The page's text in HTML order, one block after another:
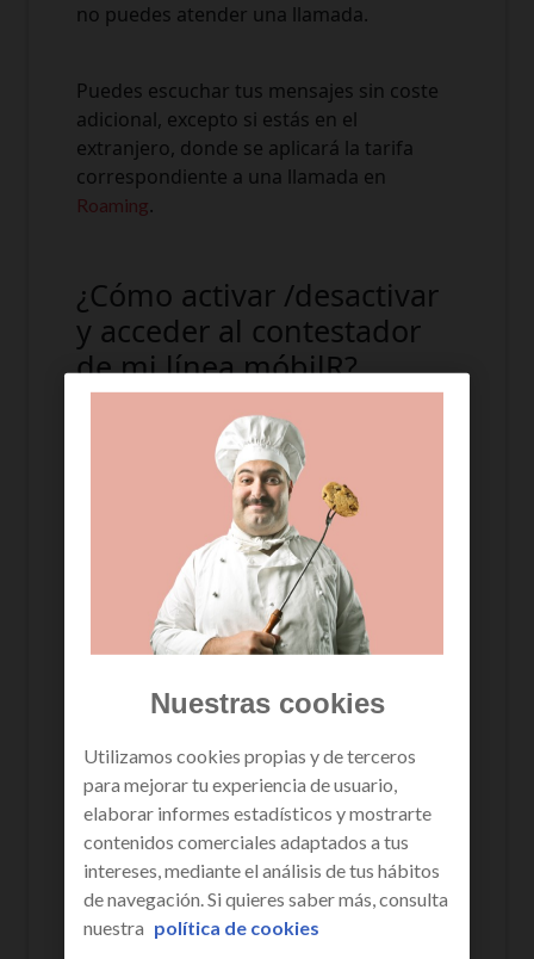
no puedes atender una llamada.
Puedes escuchar tus mensajes sin coste
adicional, excepto si estás en el
extranjero, donde se aplicará la tarifa
correspondiente a una llamada en
Roaming.
¿Cómo activar /desactivar
y acceder al contestador
de mi línea móbilR?
que se active tu contestador. Según
prefieras, marca los siguientes códigos y
a continuación la tecla de llamada.
Para
ACTIVAR
DESACTIVAR
En todas
las
**21*22277# ## 21#
tu línea
esta
ocupada
Si
apagada
o fuera de
cobertura
**62*22277# ## 62#
Nuestras cookies
Utilizamos cookies propias y de terceros
para mejorar tu experiencia de usuario,
elaborar informes estadísticos y mostrarte
contenidos comerciales adaptados a tus
intereses, mediante el análisis de tus hábitos
de navegación. Si quieres saber más, consulta
nuestra política de cookies